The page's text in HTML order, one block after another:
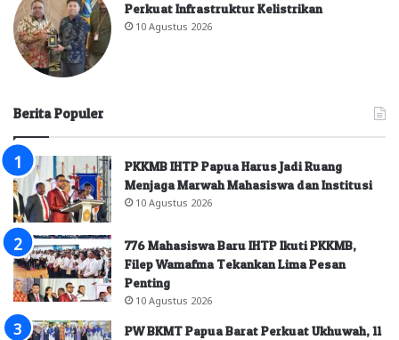
Perkuat Infrastruktur Kelistrikan
10 Agustus 2026
Berita Populer
PKKMB IHTP Papua Harus Jadi Ruang
Menjaga Marwah Mahasiswa dan Institusi
10 Agustus 2026
776 Mahasiswa Baru IHTP Ikuti PKKMB,
Filep Wamafma Tekankan Lima Pesan
Penting
10 Agustus 2026
PW BKMT Papua Barat Perkuat Ukhuwah, 11